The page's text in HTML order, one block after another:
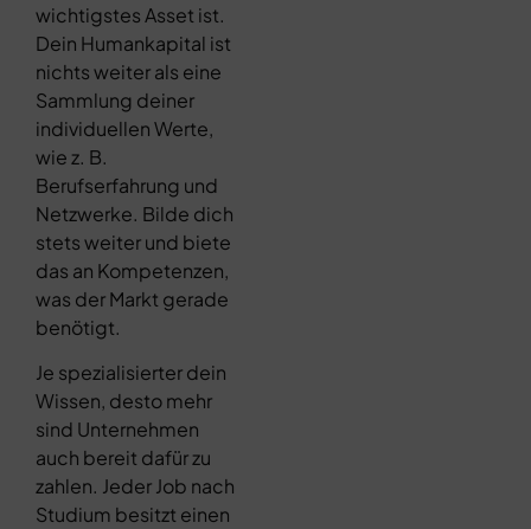
wichtigstes Asset ist.
Dein Humankapital ist
nichts weiter als eine
Sammlung deiner
individuellen Werte,
wie z. B.
Berufserfahrung und
Netzwerke. Bilde dich
stets weiter und biete
das an Kompetenzen,
was der Markt gerade
benötigt.
Je spezialisierter dein
Wissen, desto mehr
sind Unternehmen
auch bereit dafür zu
zahlen. Jeder Job nach
Studium besitzt einen